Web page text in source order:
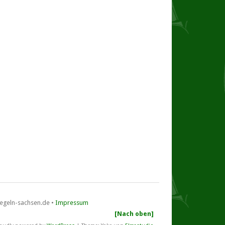
Cospudener See • O\'pen SkiFF, Opti-B,
• 32. Leipziger Kinder- und
sachsen.de • Impressum
[Nach oben]